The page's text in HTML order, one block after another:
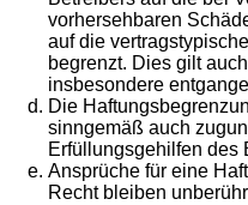
vorhersehbaren
auf die
begrenzt. Dies gilt
insbesondere
Die
sinngemäß auch
Erfüllungsgehilfen des
Ansprüche für eine
Recht bleiben